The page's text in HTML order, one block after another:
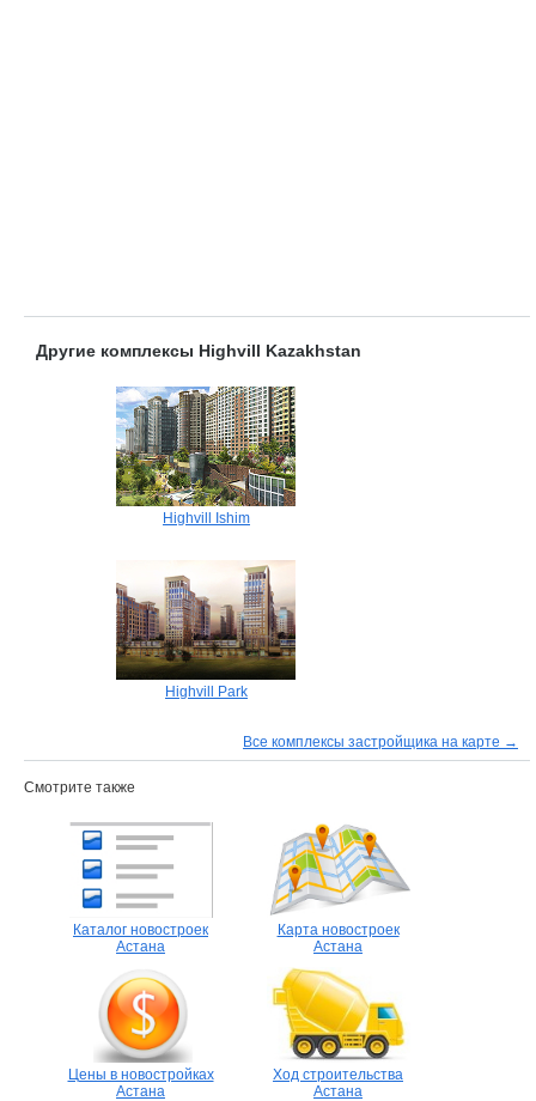
Другие комплексы Highvill Kazakhstan
Highvill Ishim
Highvill Park
Все комплексы застройщика на карте →
Смотрите также
Каталог новостроек
Астана
Карта новостроек
Астана
Цены в новостройках
Астана
Ход строительства
Астана